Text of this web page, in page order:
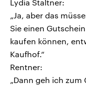
Lydia Staltner:
„Ja, aber das
Sie einen
kaufen können,
Kaufhof.“
Rentner:
„Dann geh ich zum